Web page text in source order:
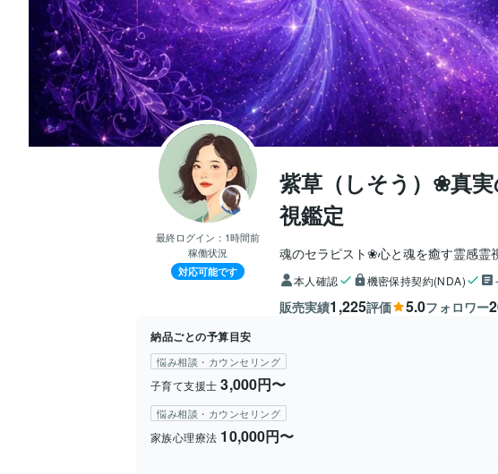
最終ログイン： 1時間前
稼働状況
対応可能です
紫草（しそう）❀真
視鑑定
魂のセラピスト❀心と魂を癒す霊感霊
本人確認 機密保持契約(NDA)
販売実績1,225評価 5.0フォロワー
納品ごとの予算目安
悩み相談・カウンセリング
子育て支援士 3,000円〜
悩み相談・カウンセリング
家族心理療法 10,000円〜